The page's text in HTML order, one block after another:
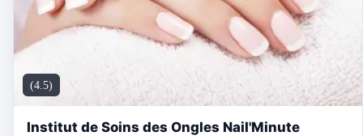
(4.5)
Institut de Soins des Ongles Nail'Minute